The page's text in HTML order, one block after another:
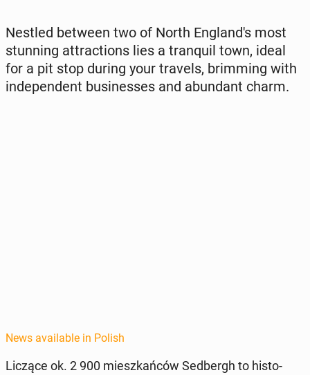
Nestled between two of North Eng­land's most
stun­ning at­trac­tions lies a tran­quil town, ideal
for a pit stop during your travels, brim­ming with
in­de­pen­dent busi­ness­es and abun­dant charm.
News available in Polish
Liczące ok. 2 900 mieszkańców Sed­bergh to his­to­